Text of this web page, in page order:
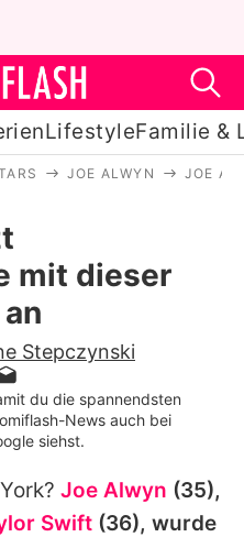
LifestyleFamilie &
Liebe
Exklusiv
Promiflash
JOE ALWYN JOE
mit dieser
Stepczynski
du die spannendsten
News auch bei
siehst.
Joe Alwyn (35),
Swift (36), wurde